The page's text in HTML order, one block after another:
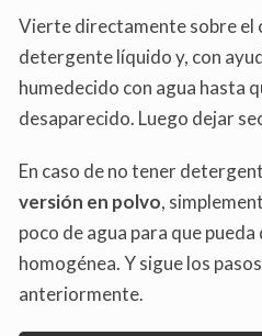
Vierte directamente sobre el
detergente líquido y, con
humedecido con agua hasta
desaparecido. Luego dejar
En caso de no tener
versión en polvo,
poco de agua para que
homogénea. Y sigue los
anteriormente.